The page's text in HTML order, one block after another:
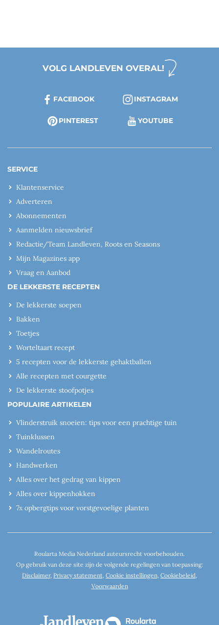
VOLG LANDLEVEN OVERAL!
FACEBOOK INSTAGRAM
PINTEREST YOUTUBE
SERVICE
Klantenservice
Adverteren
Abonnementen
Aanmelden nieuwsbrief
Redactie/Team Landleven, Roots en Seasons
Mijn Magazines app
Vraag en Aanbod
DE LEKKERSTE RECEPTEN
De lekkerste soepen
Bakken
Toetjes
Worteltaart recept
5 recepten voor de lekkerste gehaktballen
Alle recepten met courgette
De lekkerste stoofpotjes
POPULAIRE ARTIKELEN
Vlinderstruik snoeien: tips voor een prachtige tuin
Tuinklussen
Wandelroutes
Handwerken
Alles over het gedrag van kippen
Alles over kippenhokken
7x opbergtips voor vorstgevoelige planten
Roularta Media Nederland auteursrecht voorbehouden.
Op gebruik van deze site zijn de volgende regelingen van toepassing:
Disclaimer, Privacy statement, Cookie instellingen, Cookiebeleid,
Voorwaarden